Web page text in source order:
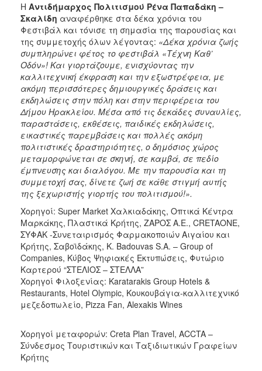
Η Αντιδήμαρχος Πολιτισμού Ρένα Παπαδάκη –
Σκαλίδη αναφέρθηκε στα δέκα χρόνια του
Φεστιβάλ και τόνισε τη σημασία της παρουσίας και
της συμμετοχής όλων λέγοντας: «Δέκα χρόνια ζωής
συμπληρώνει φέτος το φεστιβάλ «Τέχνη Καθ’
Οδόν»! Και γιορτάζουμε, ενισχύοντας την
καλλιτεχνική έκφραση και την εξωστρέφεια, με
ακόμη περισσότερες δημιουργικές δράσεις και
εκδηλώσεις στην πόλη και στην περιφέρεια του
Δήμου Ηρακλείου. Μέσα από τις δεκάδες συναυλίες,
παραστάσεις, εκθέσεις, παιδικές εκδηλώσεις,
εικαστικές παρεμβάσεις και πολλές ακόμη
πολιτιστικές δραστηριότητες, ο δημόσιος χώρος
μεταμορφώνεται σε σκηνή, σε καμβά, σε πεδίο
έμπνευσης και διαλόγου. Με την παρουσία και τη
συμμετοχή σας, δίνετε ζωή σε κάθε στιγμή αυτής
της ξεχωριστής γιορτής του πολιτισμού!».
Χορηγοί: Super Market Χαλκιαδάκης, Οπτικά Κέντρα
Μαρκάκης, Πλαστικά Κρήτης, ΖΑΡΟΣ Α.Ε., CRETAONE,
ΣΥΦΑΚ -Συνεταιρισμός Φαρμακοποιών Αιγαίου και
Κρήτης, Σαβοϊδάκης, K. Badouvas S.A. – Group of
Companies, Κύβος Ψηφιακές Εκτυπώσεις, Φυτώριο
Καρτερού “ΣΤΕΛΙΟΣ – ΣΤΕΛΛΑ”
Χορηγοί Φιλοξενίας: Karatarakis Group Hotels &
Restaurants, Hotel Olympic, Κουκουβάγια-καλλιτεχνικό
μεζεδοπωλείο, Pizza Fan, Alexakis Wines
Χορηγοί μεταφορών: Creta Plan Travel, ACCTA –
Σύνδεσμος Τουριστικών και Ταξιδιωτικών Γραφείων
Κρήτης